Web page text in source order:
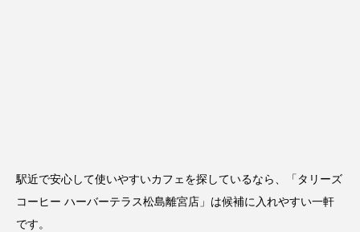
駅近で安心して使いやすいカフェを探しているなら、「 タリーズ
コーヒー ハーバーテラス松島離宮店 」は候補に入れやすい一軒
です。